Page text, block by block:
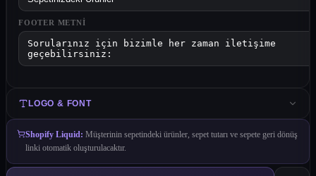
FOOTER METNI
LOGO & FONT
Shopify Liquid: Müşterinin sepetindeki ürünler, sepet tutarı ve sepete geri dönüş
linki otomatik oluşturulacaktır.